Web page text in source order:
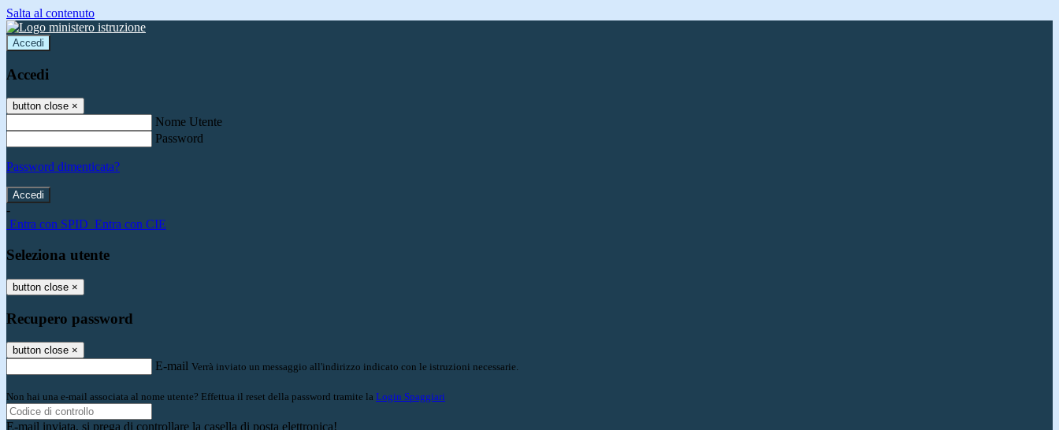
Salta al contenuto
Accedi
Accedi
button close ×
Nome Utente
Password
Password dimenticata?
-
Entra con SPID Entra con CIE
Seleziona utente
button close ×
Recupero password
button close ×
E-mail Verrà inviato un messaggio all'indirizzo indicato con le istruzioni necessarie.
Non hai una e-mail associata al nome utente? Effettua il reset della password tramite la Login Spaggiari
E-mail inviata, si prega di controllare la casella di posta elettronica!